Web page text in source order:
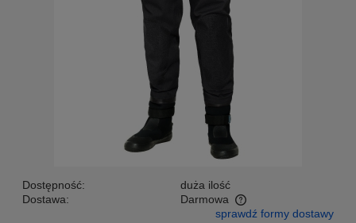
Dostępność:
duża ilość
Dostawa:
Darmowa
Cena nie zawiera ewentualnych kosztów płatnościsprawdź formy dostawy